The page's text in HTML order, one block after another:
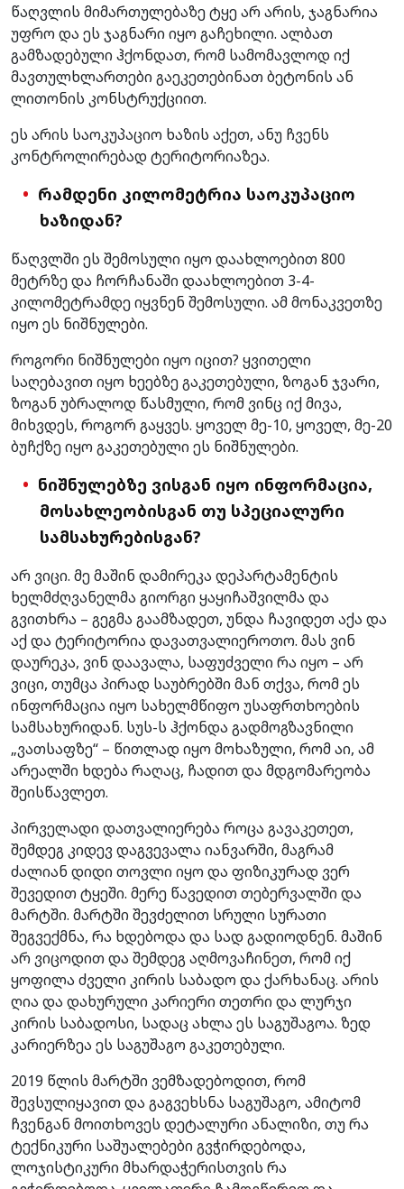
წაღვლის მიმართულებაზე ტყე არ არის, ჯაგნარია
უფრო და ეს ჯაგნარი იყო გაჩეხილი. ალბათ
გამზადებული ჰქონდათ, რომ სამომავლოდ იქ
მავთულხლართები გაეკეთებინათ ბეტონის ან
ლითონის კონსტრუქციით.
ეს არის საოკუპაციო ხაზის აქეთ, ანუ ჩვენს
კონტროლირებად ტერიტორიაზეა.
რამდენი კილომეტრია საოკუპაციო
ხაზიდან?
წაღვლში ეს შემოსული იყო დაახლოებით 800
მეტრზე და ჩორჩანაში დაახლოებით 3-4-
კილომეტრამდე იყვნენ შემოსული. ამ მონაკვეთზე
იყო ეს ნიშნულები.
როგორი ნიშნულები იყო იცით? ყვითელი
საღებავით იყო ხეებზე გაკეთებული, ზოგან ჯვარი,
ზოგან უბრალოდ წასმული, რომ ვინც იქ მივა,
მიხვდეს, როგორ გაყვეს. ყოველ მე-10, ყოველ, მე-20
ბუჩქზე იყო გაკეთებული ეს ნიშნულები.
ნიშნულებზე ვისგან იყო ინფორმაცია,
მოსახლეობისგან თუ სპეციალური
სამსახურებისგან?
არ ვიცი. მე მაშინ დამირეკა დეპარტამენტის
ხელმძღვანელმა გიორგი ყაყიჩაშვილმა და
გვითხრა – გეგმა გაამზადეთ, უნდა ჩავიდეთ აქა და
აქ და ტერიტორია დავათვალიეროთო. მას ვინ
დაურეკა, ვინ დაავალა, საფუძველი რა იყო – არ
ვიცი, თუმცა პირად საუბრებში მან თქვა, რომ ეს
ინფორმაცია იყო სახელმწიფო უსაფრთხოების
სამსახურიდან. სუს-ს ჰქონდა გადმოგზავნილი
„ვათსაფზე“ – წითლად იყო მოხაზული, რომ აი, ამ
არეალში ხდება რაღაც, ჩადით და მდგომარეობა
შეისწავლეთ.
პირველადი დათვალიერება როცა გავაკეთეთ,
შემდეგ კიდევ დაგვევალა იანვარში, მაგრამ
ძალიან დიდი თოვლი იყო და ფიზიკურად ვერ
შევედით ტყეში. მერე წავედით თებერვალში და
მარტში. მარტში შევძელით სრული სურათი
შეგვექმნა, რა ხდებოდა და სად გადიოდნენ. მაშინ
არ ვიცოდით და შემდეგ აღმოვაჩინეთ, რომ იქ
ყოფილა ძველი კირის საბადო და ქარხანაც. არის
ღია და დახურული კარიერი თეთრი და ლურჯი
კირის საბადოსი, სადაც ახლა ეს საგუშაგოა. ზედ
კარიერზეა ეს საგუშაგო გაკეთებული.
2019 წლის მარტში ვემზადებოდით, რომ
შევსულიყავით და გაგვეხსნა საგუშაგო, ამიტომ
ჩვენგან მოითხოვეს დეტალური ანალიზი, თუ რა
ტექნიკური საშუალებები გვჭირდებოდა,
ლოჯისტიკური მხარდაჭერისთვის რა